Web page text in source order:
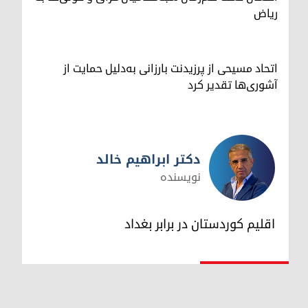
ریاض
اتحاد مسیحی از پرزیدنت بارزانی به‌دلیل حمایت از
آشوری‌ها تقدیر کرد
دکتر ابراهیم خالد
دکتر ابراهیم خالد
نویسنده
اقلیم کوردستان در برابر بغداد